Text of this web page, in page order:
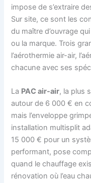
impose de s’extraire
Sur site, ce sont les
du maître d’ouvrage
ou la marque. Trois
l’aérothermie air-air,
chacune avec ses
La PAC air-air, la plus
autour de 6 000 € en
mais l’enveloppe
installation multisplit
15 000 € pour un
performant, pose
quand le chauffage
rénovation où l’eau